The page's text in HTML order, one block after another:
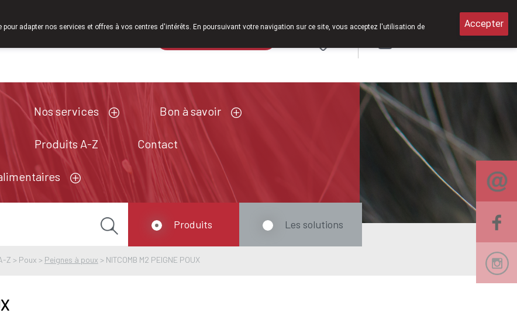
Nos services Bon à savoir
Produits A-Z Contact
Z > Poux > Peignes à poux > NITCOMB M2 PEIGNE POUX
Produits Les solutions
adapter nos services et offres à vos centres d'intérêts. En poursuivant votre navigation sur ce site, vous acceptez l'utilisation de
Accepter